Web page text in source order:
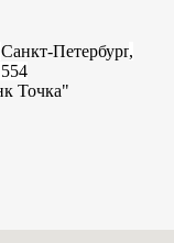
Санкт-Петербург,
Точка"